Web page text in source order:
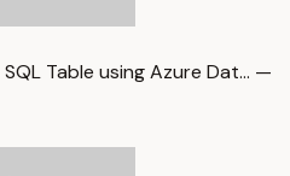
Table using Azure Dat… —